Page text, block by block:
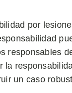
por
responsables
la
un caso